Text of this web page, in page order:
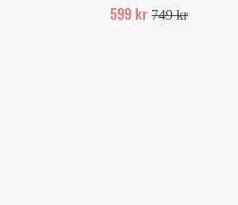
Reapris
599 krOrd.
749 kr